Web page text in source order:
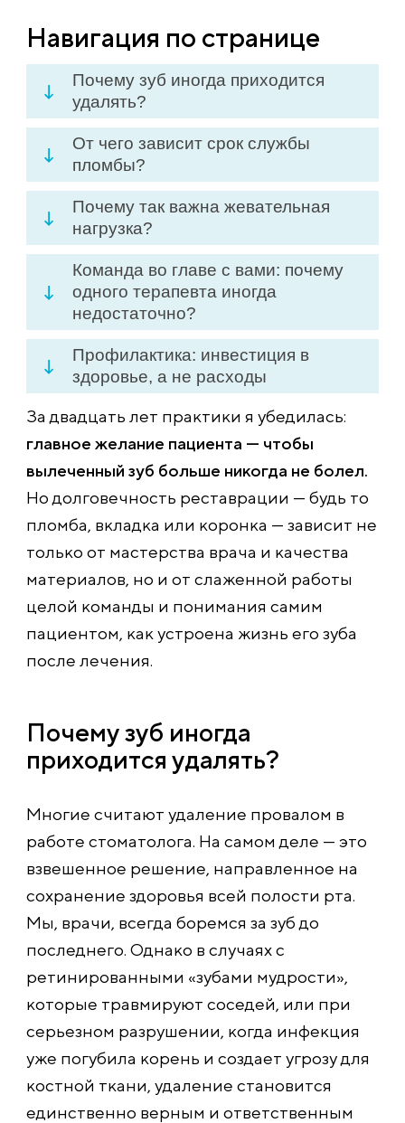
За двадцать лет практики я убедилась:
главное желание пациента — чтобы
вылеченный зуб больше никогда не болел.
Но долговечность реставрации — будь то
пломба, вкладка или коронка — зависит не
только от мастерства врача и качества
материалов, но и от слаженной работы
целой команды и понимания самим
пациентом, как устроена жизнь его зуба
после лечения.
Почему зуб иногда
приходится удалять?
Многие считают удаление провалом в
работе стоматолога. На самом деле — это
взвешенное решение, направленное на
сохранение здоровья всей полости рта.
Мы, врачи, всегда боремся за зуб до
последнего. Однако в случаях с
ретинированными «зубами мудрости»,
которые травмируют соседей, или при
серьезном разрушении, когда инфекция
уже погубила корень и создает угрозу для
костной ткани, удаление становится
единственно верным и ответственным
Навигация по странице
Почему зуб иногда приходится
удалять?
От чего зависит срок службы
пломбы?
Почему так важна жевательная
нагрузка?
Команда во главе с вами: почему
одного терапевта иногда
недостаточно?
Профилактика: инвестиция в
здоровье, а не расходы